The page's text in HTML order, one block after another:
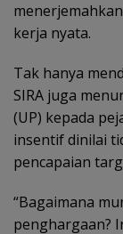
kerja nyata.
Tak hanya
SIRA juga
(UP) kepada
insentif dinilai
pencapaian
“Bagaimana
penghargaan?